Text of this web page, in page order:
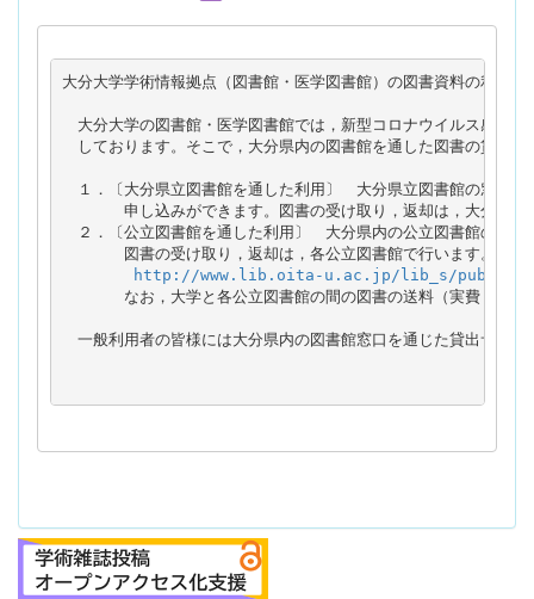
大分大学学術情報拠点（図書館・医学図書館）の図書資料の利用
大分大学の図書館・医学図書館では，新型コロナウイルス感染
しております。そこで，大分県内の図書館を通した図書の貸し出
１．〔大分県立図書館を通した利用〕　大分県立図書館の窓口
申し込みができます。図書の受け取り，返却は，大分県立
２．〔公立図書館を通した利用〕　大分県内の公立図書館の窓
図書の受け取り，返却は，各公立図書館で行います。詳細
http://www.lib.oita-u.ac.jp/lib_s/publib/
なお，大学と各公立図書館の間の図書の送料（実費，往復分
一般利用者の皆様には大分県内の図書館窓口を通じた貸出サー